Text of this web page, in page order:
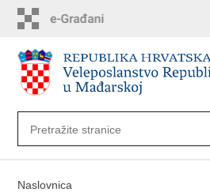
sadržaj
Naslovnica